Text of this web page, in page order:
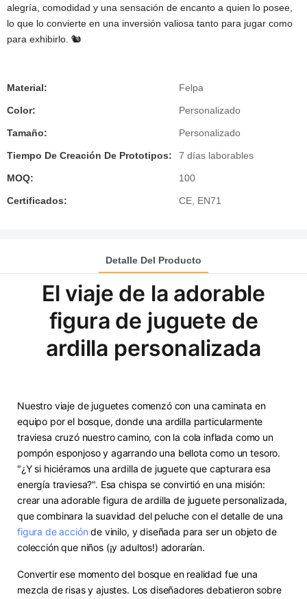
alegría, comodidad y una sensación de encanto a quien lo posee,
lo que lo convierte en una inversión valiosa tanto para jugar como
para exhibirlo. 🐿️
Material: Felpa
Color: Personalizado
Tamaño: Personalizado
Tiempo De Creación De Prototipos: 7 días laborables
MOQ: 100
Certificados: CE, EN71
Detalle Del Producto
El viaje de la adorable
figura de juguete de
ardilla personalizada
Nuestro viaje de juguetes comenzó con una caminata en
equipo por el bosque, donde una ardilla particularmente
traviesa cruzó nuestro camino, con la cola inflada como un
pompón esponjoso y agarrando una bellota como un tesoro.
"¿Y si hiciéramos una ardilla de juguete que capturara esa
energía traviesa?". Esa chispa se convirtió en una misión:
crear una adorable figura de ardilla de juguete personalizada,
que combinara la suavidad del peluche con el detalle de una
figura de acción de vinilo, y diseñada para ser un objeto de
colección que niños (¡y adultos!) adorarían.
Convertir ese momento del bosque en realidad fue una
mezcla de risas y ajustes. Los diseñadores debatieron sobre